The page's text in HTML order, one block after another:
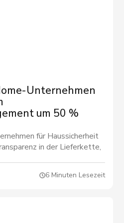
Unternehmen
um 50 %
für Haussicherheit
in der Lieferkette,
bei Teilelieferungen
6 Minuten Lesezeit